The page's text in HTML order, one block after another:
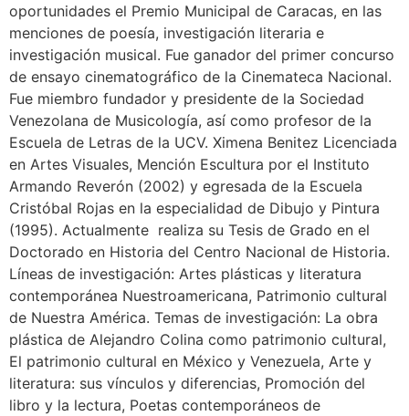
oportunidades el Premio Municipal de Caracas, en las
menciones de poesía, investigación literaria e
investigación musical. Fue ganador del primer concurso
de ensayo cinematográfico de la Cinemateca Nacional.
Fue miembro fundador y presidente de la Sociedad
Venezolana de Musicología, así como profesor de la
Escuela de Letras de la UCV. Ximena Benitez Licenciada
en Artes Visuales, Mención Escultura por el Instituto
Armando Reverón (2002) y egresada de la Escuela
Cristóbal Rojas en la especialidad de Dibujo y Pintura
(1995). Actualmente realiza su Tesis de Grado en el
Doctorado en Historia del Centro Nacional de Historia.
Líneas de investigación: Artes plásticas y literatura
contemporánea Nuestroamericana, Patrimonio cultural
de Nuestra América. Temas de investigación: La obra
plástica de Alejandro Colina como patrimonio cultural,
El patrimonio cultural en México y Venezuela, Arte y
literatura: sus vínculos y diferencias, Promoción del
libro y la lectura, Poetas contemporáneos de